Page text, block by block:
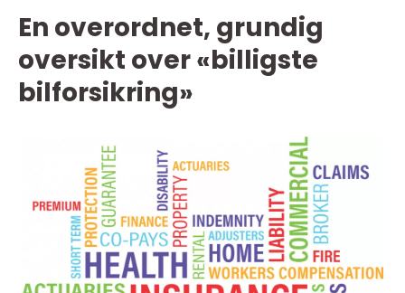
En overordnet, grundig
oversikt over «billigste
bilforsikring»